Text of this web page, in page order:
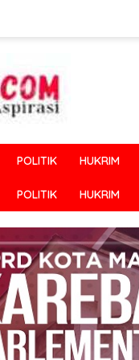
POLITIK HUKRIM
POLITIK HUKRIM